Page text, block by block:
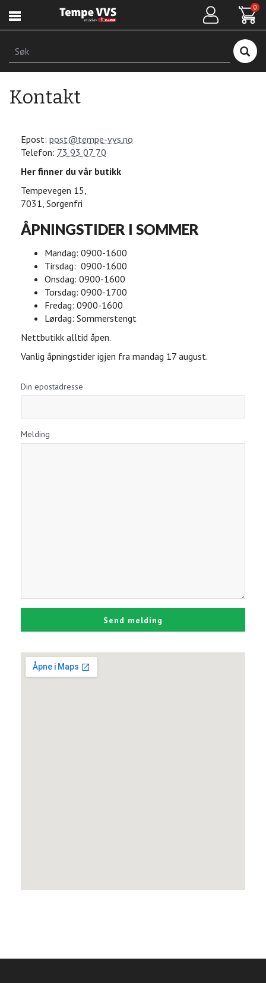
hovedinnhold
0
Søk
Kontakt
Epost: post@tempe-vvs.no
Telefon: 73 93 07 70
Her finner du vår butikk
Tempevegen 15,
7031, Sorgenfri
ÅPNINGSTIDER I SOMMER
Mandag: 0900-1600
Tirsdag: 0900-1600
Onsdag: 0900-1600
Torsdag: 0900-1700
Fredag: 0900-1600
Lørdag: Sommerstengt
Nettbutikk alltid åpen.
Vanlig åpningstider igjen fra mandag 17 august.
Din epostadresse
Melding
Send melding